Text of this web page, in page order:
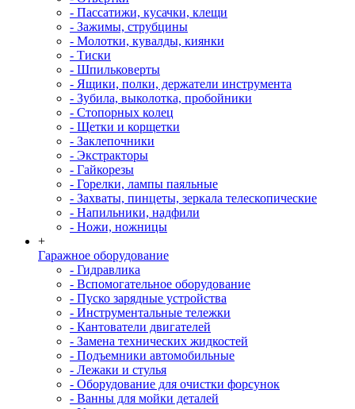
- Пассатижи, кусачки, клещи
- Зажимы, струбцины
- Молотки, кувалды, киянки
- Тиски
- Шпильковерты
- Ящики, полки, держатели инструмента
- Зубила, выколотка, пробойники
- Стопорных колец
- Щетки и корщетки
- Заклепочники
- Экстракторы
- Гайкорезы
- Горелки, лампы паяльные
- Захваты, пинцеты, зеркала телескопические
- Напильники, надфили
- Ножи, ножницы
+
Гаражное оборудование
- Гидравлика
- Вспомогательное оборудование
- Пуско зарядные устройства
- Инструментальные тележки
- Кантователи двигателей
- Замена технических жидкостей
- Подъемники автомобильные
- Лежаки и стулья
- Оборудование для очистки форсунок
- Ванны для мойки деталей